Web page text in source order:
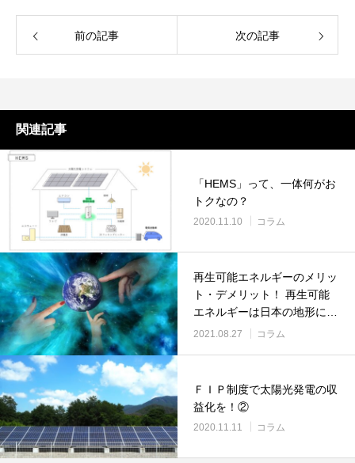
前の記事 次の記事
関連記事
「HEMS」って、一体何がお
トクなの？
2020.11.10 コラム
再生可能エネルギーのメリッ
ト・デメリット！ 再生可能
エネルギーは日本の地形に向
いている
2021.08.27 コラム
ＦＩＰ制度で太陽光発電の収
益化を！②
2020.11.11 コラム